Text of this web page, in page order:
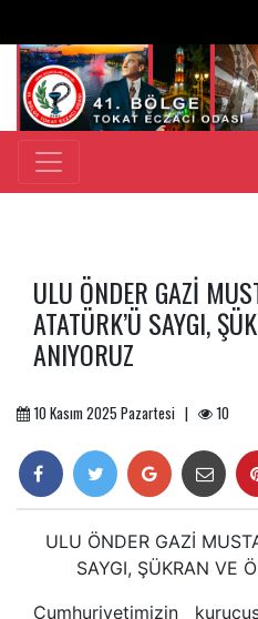
ULU ÖNDER GAZİ
ATATÜRK’Ü SAYGI,
ANIYORUZ
10 Kasım 2025 Pazartesi | 10
ULU ÖNDER GAZİ
SAYGI, ŞÜKRAN VE
Cumhuriyetimizin